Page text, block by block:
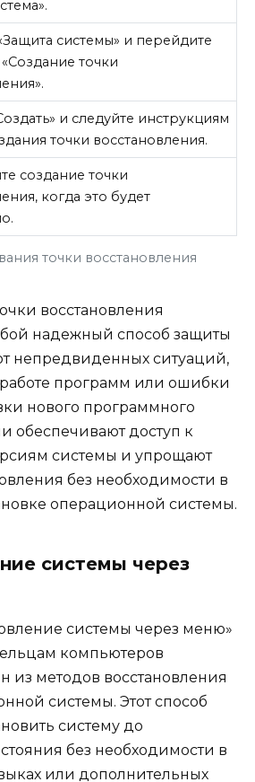
точки восстановления
системы» и перейдите
точки
и следуйте инструкциям
точки восстановления.
создание точки
когда это будет
восстановления
надежный способ защиты
непредвиденных ситуаций,
работе программ или ошибки
нового программного
обеспечивают доступ к
системы и упрощают
без необходимости в
операционной системы.
системы через
системы через меню»
компьютеров
из методов восстановления
системы. Этот способ
систему до
без необходимости в
или дополнительных